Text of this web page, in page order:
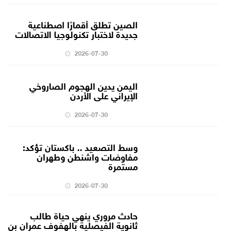
الصين تطلق أقمارًا اصطناعية
جديدة لاختبار تكنولوجيا الاتصالات
2026-07-30
اليمن يدين الهجوم الصاروخي
الإيراني على الأردن
2026-07-30
وسط التصعيد .. باكستان تؤكد:
مفاوضات واشنطن وطهران
مستمرة
2026-07-30
حادث مروري ينهي حياة طالب
ثانوية الفيصلية بالهفوف عمران بن